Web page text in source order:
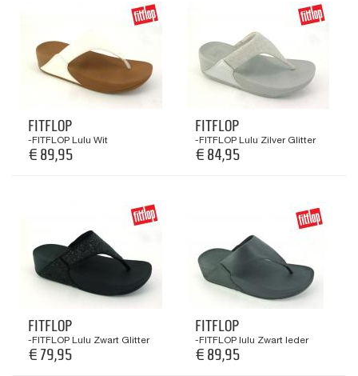
FITFLOP
-FITFLOP Lulu Wit
€ 89,95
FITFLOP
-FITFLOP Lulu Zilver Glitter
€ 84,95
FITFLOP
-FITFLOP Lulu Zwart Glitter
€ 79,95
FITFLOP
-FITFLOP lulu Zwart leder
€ 89,95